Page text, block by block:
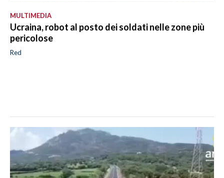
MULTIMEDIA
Ucraina, robot al posto dei soldati nelle zone più
pericolose
Red